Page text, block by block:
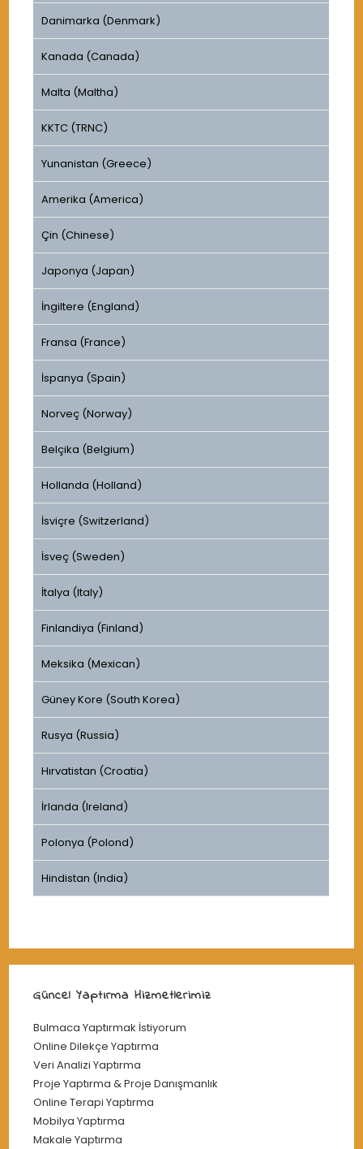
Danimarka (Denmark)
Kanada (Canada)
Malta (Maltha)
KKTC (TRNC)
Yunanistan (Greece)
Amerika (America)
Çin (Chinese)
Japonya (Japan)
İngiltere (England)
Fransa (France)
İspanya (Spain)
Norveç (Norway)
Belçika (Belgium)
Hollanda (Holland)
İsviçre (Switzerland)
İsveç (Sweden)
İtalya (Italy)
Finlandiya (Finland)
Meksika (Mexican)
Güney Kore (South Korea)
Rusya (Russia)
Hırvatistan (Croatia)
İrlanda (Ireland)
Polonya (Polond)
Hindistan (India)
Güncel Yaptırma Hizmetlerimiz
Bulmaca Yaptırmak İstiyorum
Online Dilekçe Yaptırma
Veri Analizi Yaptırma
Proje Yaptırma & Proje Danışmanlık
Online Terapi Yaptırma
Mobilya Yaptırma
Makale Yaptırma